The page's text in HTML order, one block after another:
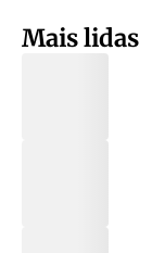
Mais lidas